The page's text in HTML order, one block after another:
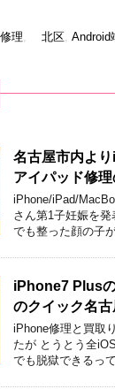
理, 北区, Android
名古屋市内よ
アイパッド修
iPhone/iPad/
さん第1子妊娠を
でも整った顔の子
iPhone7 Plus
のクイック名古
iPhone修理と買取
たが とうとう全
でも脱獄できるっ